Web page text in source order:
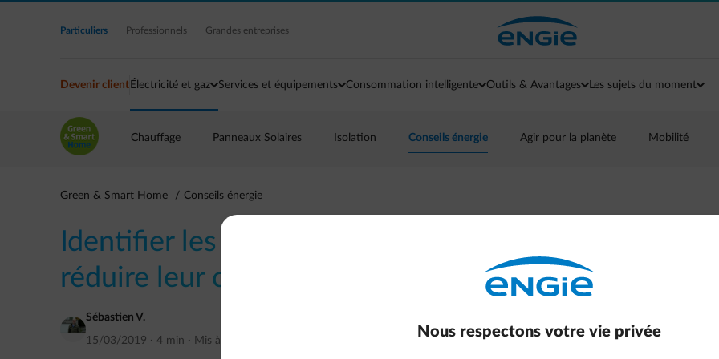
Accéder au contenu principal
Particuliers Professionnels Grandes entreprises
Devenir client Électricité et gaz Services et équipements Consommation intelligente Outils & Avantages Les sujets du moment
Chauffage Panneaux Solaires Isolation Conseils énergie Agir pour la planète Mobilité
Green & Smart Home Conseils énergie
Identifier les énergivores de la maison et
réduire leur consommation
Sébastien V.
15/03/2019 · 4 min · Mis à jour
Nous respectons votre vie privée